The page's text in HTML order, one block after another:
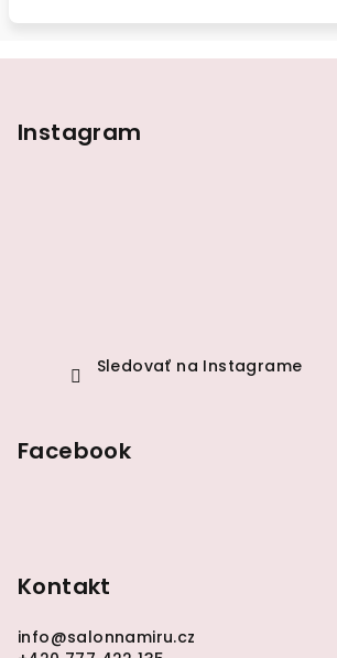
Instagram
Sledovať na Instagrame
Facebook
Kontakt
info@salonnamiru.cz